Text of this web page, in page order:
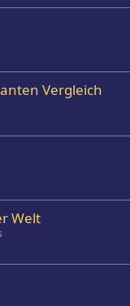
Vergleich
Welt